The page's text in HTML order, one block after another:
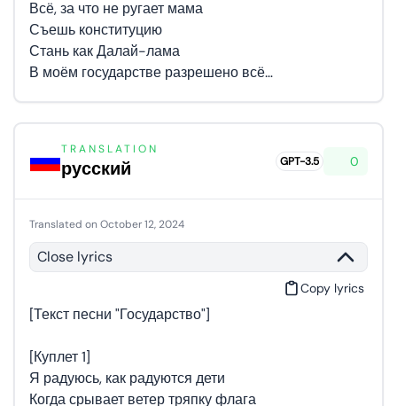
TRANSLATION
русский GPT-3.5 0
Translated on October 12, 2024
Close lyrics
Copy lyrics
[Текст песни "Государство"]
[Куплет 1]
Я радуюсь, как радуются дети
Когда срывает ветер тряпку флага
Всё, за что не ругает мама
Съешь конституцию
Стань как Далай-лама
В моём государстве разрешено всё…